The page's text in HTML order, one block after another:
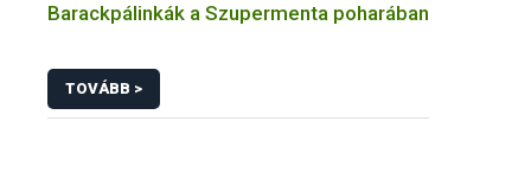
Barackpálinkák a Szupermenta poharában
TOVÁBB >